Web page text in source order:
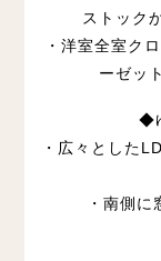
ストック
・洋室全室ク
ーゼッ
◆
・広々とした
・南側